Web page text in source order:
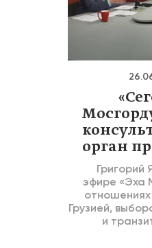
орган
Григорий
эфире «Эха
Грузией,
и